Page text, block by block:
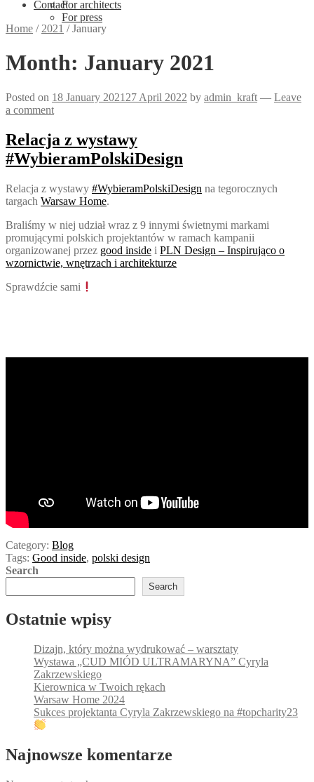
For architects
For press
Contact
Home / 2021 /January
Month: January 2021
Posted on 18 January 2021 27 April 2022 by admin_kraft — Leave
a comment
Relacja z wystawy
#WybieramPolskiDesign
Relacja z wystawy #WybieramPolskiDesign na tegorocznych
targach Warsaw Home.
Braliśmy w niej udział wraz z 9 innymi świetnymi markami
promującymi polskich projektantów w ramach kampanii
organizowanej przez good inside i PLN Design – Inspirująco o
wzornictwie, wnętrzach i architekturze
Sprawdźcie sami
Category: Blog
Tags: Good inside, polski design
Search
Search
Ostatnie wpisy
Dizajn, który można wydrukować – warsztaty
Wystawa „CUD MIÓD ULTRAMARYNA” Cyryla
Zakrzewskiego
Kierownica w Twoich rękach
Warsaw Home 2024
Sukces projektanta Cyryla Zakrzewskiego na #topcharity23
Najnowsze komentarze